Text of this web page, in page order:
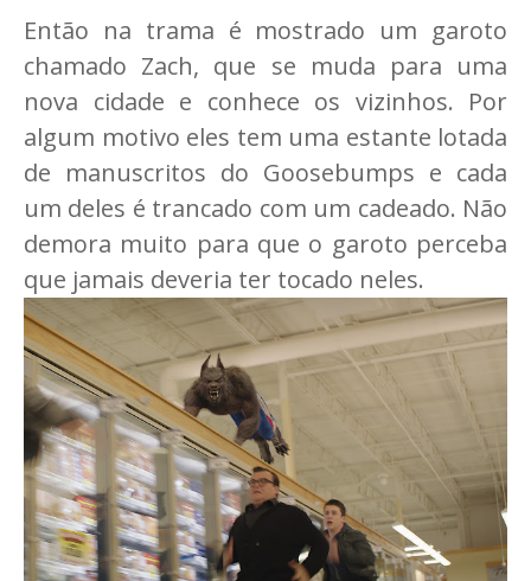
Então na trama é mostrado um garoto
chamado Zach, que se muda para uma
nova cidade e conhece os vizinhos. Por
algum motivo eles tem uma estante lotada
de manuscritos do Goosebumps e cada
um deles é trancado com um cadeado. Não
demora muito para que o garoto perceba
que jamais deveria ter tocado neles.